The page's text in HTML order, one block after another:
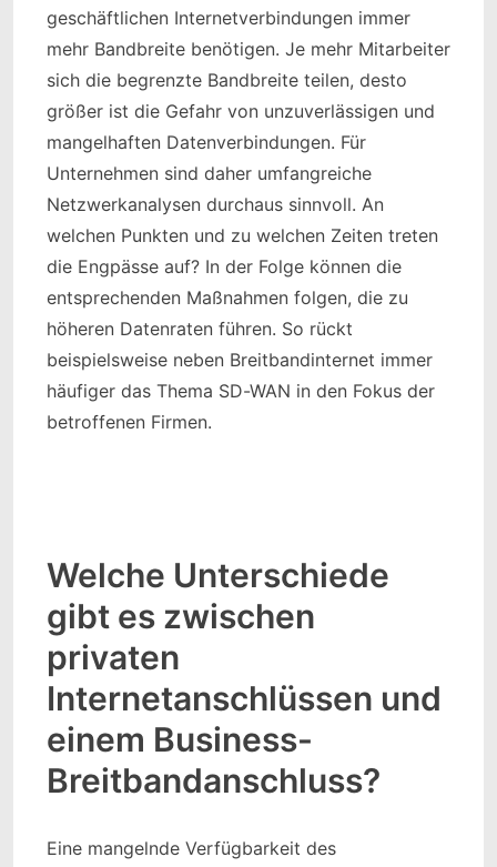
geschäftlichen Internetverbindungen immer
mehr Bandbreite benötigen. Je mehr Mitarbeiter
sich die begrenzte Bandbreite teilen, desto
größer ist die Gefahr von unzuverlässigen und
mangelhaften Datenverbindungen. Für
Unternehmen sind daher umfangreiche
Netzwerkanalysen durchaus sinnvoll. An
welchen Punkten und zu welchen Zeiten treten
die Engpässe auf? In der Folge können die
entsprechenden Maßnahmen folgen, die zu
höheren Datenraten führen. So rückt
beispielsweise neben Breitbandinternet immer
häufiger das Thema SD-WAN in den Fokus der
betroffenen Firmen.
Welche Unterschiede
gibt es zwischen
privaten
Internetanschlüssen und
einem Business-
Breitbandanschluss?
Eine mangelnde Verfügbarkeit des